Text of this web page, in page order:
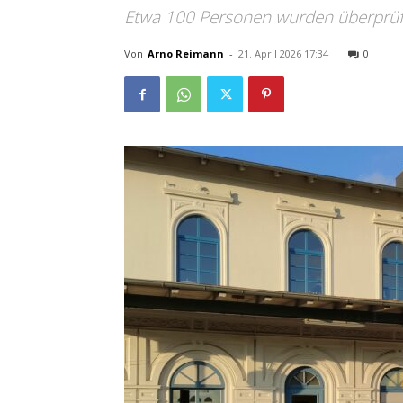
Etwa 100 Personen wurden
Von Arno Reimann - 21. April 2026 17:34 0